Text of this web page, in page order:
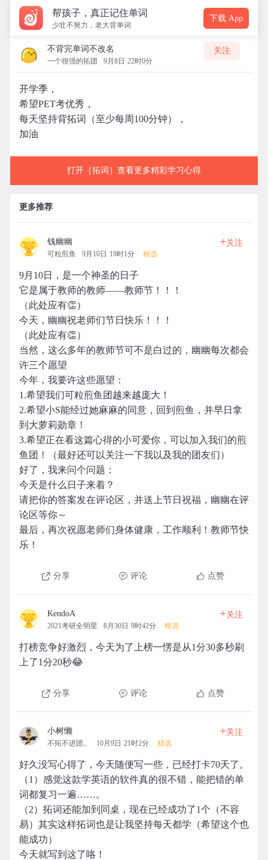
帮孩子，真正记住单词
少壮不努力，老大背单词
下载 App
不背完单词不改名
一个很强的拓团 9月8日 22时0分
关注
开学季，
希望PET考优秀，
每天坚持背拓词（至少每周100分钟），
加油
打开［拓词］查看更多精彩学习心得
更多推荐
钱幽幽
可粒煎鱼 9月10日 19时1分 精选
+关注
9月10日，是一个神圣的日子
它是属于教师的教师——教师节！！！
（此处应有👏）
今天，幽幽祝老师们节日快乐！！！
（此处应有👏）
当然，这么多年的教师节可不是白过的，幽幽每次都会
许三个愿望
今年，我要许这些愿望：
1.希望我们可粒煎鱼团越来越庞大！
2.希望小S能经过她麻麻的同意，回到煎鱼，并早日拿
到大萝莉勋章！
3.希望正在看这篇心得的小可爱你，可以加入我们的煎
鱼团！（最好还可以关注一下我以及我的团友们）
好了，我来问个问题：
今天是什么日子来着？
请把你的答案发在评论区，并送上节日祝福，幽幽在评
论区等你～
最后，再次祝愿老师们身体健康，工作顺利！教师节快
乐！
分享 评论 点赞
KendoA
2021考研全明星 8月30日 9时42分 精选
+关注
打榜竞争好激烈，今天为了上榜一愣是从1分30多秒刷
上了1分20秒😂
分享 评论 点赞
小树懒
不拓不进团。 10月9日 21时2分 精选
+关注
好久没写心得了，今天随便写一些，已经打卡70天了。
（1）感觉这款学英语的软件真的很不错，能把错的单
词都复习一遍……。
（2）拓词还能加到同桌，现在已经成功了1个（不容
易）其实这样拓词也是让我坚持每天都学（希望这个也
能成功）
今天就写到这了咯！